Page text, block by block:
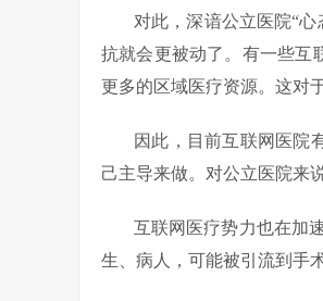
对此，深谙公立医院“
抗就会更被动了。有一些互
更多的区域医疗资源。这对
因此，目前互联网医院
己主导来做。对公立医院来
互联网医疗势力也在加
生、病人，可能被引流到手